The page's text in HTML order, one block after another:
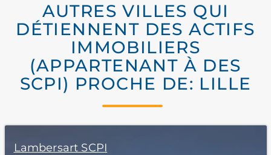
AUTRES VILLES QUI
DÉTIENNENT DES ACTIFS
IMMOBILIERS
(APPARTENANT À DES
SCPI) PROCHE DE: LILLE
Lambersart SCPI